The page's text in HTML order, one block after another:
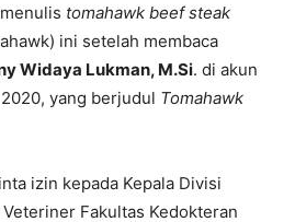
tomahawk beef steak
ini setelah membaca
Widaya Lukman, M.Si. di akun
yang berjudul Tomahawk
izin kepada Kepala Divisi
Fakultas Kedokteran